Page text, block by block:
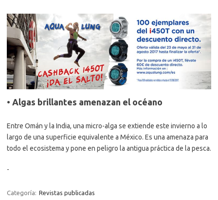
• Algas brillantes amenazan el océano
Entre Omán y la India, una micro-alga se extiende este invierno a lo
largo de una superficie equivalente a México. Es una amenaza para
todo el ecosistema y pone en peligro la antigua práctica de la pesca.
-
Categoría: Revistas publicadas